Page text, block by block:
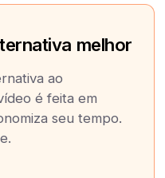
melhor
ao
é feita em
seu tempo.